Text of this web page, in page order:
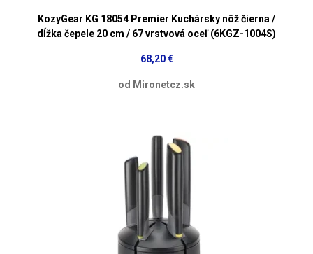
KozyGear KG 18054 Premier Kuchársky nôž čierna /
dĺžka čepele 20 cm / 67 vrstvová oceľ (6KGZ-1004S)
68,20 €
od Mironetcz.sk